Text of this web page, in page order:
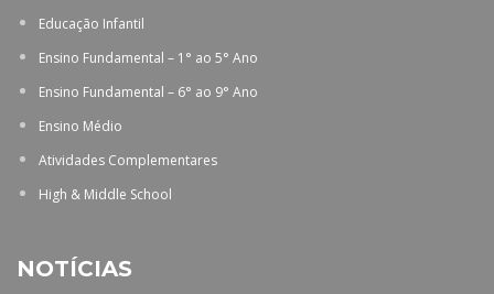
Educação Infantil
Ensino Fundamental – 1° ao 5° Ano
Ensino Fundamental – 6° ao 9° Ano
Ensino Médio
Atividades Complementares
High & Middle School
NOTÍCIAS